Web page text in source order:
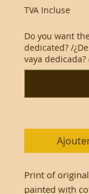
TVA Incluse
Do you want
dedicated? /
vaya
Print of
painted with